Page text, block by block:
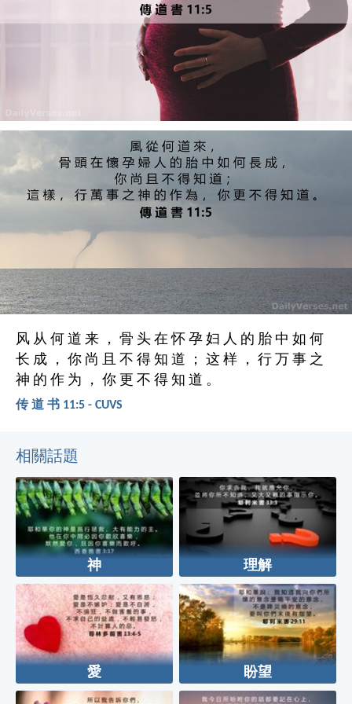
风 从 何 道 来 ， 骨 头 在 怀 孕 妇 人 的 胎 中 如 何
长 成 ， 你 尚 且 不 得 知 道 ； 这 样 ， 行 万 事 之
神 的 作 为 ， 你 更 不 得 知 道 。
传 道 书 11:5 - CUVS
相關話題
神 理解
愛 盼望